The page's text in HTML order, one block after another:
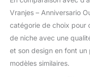
Vranjes – Anniversario
catégorie de choix pour
de niche avec une
et son design en font
modèles similaires.